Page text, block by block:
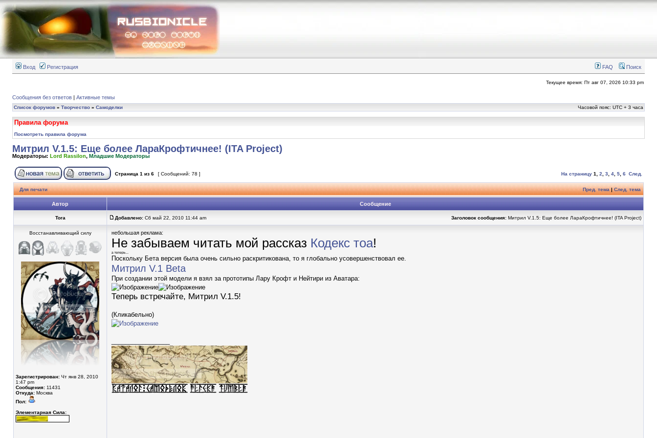
Вход Регистрация FAQ Поиск
Текущее время: Пт авг 07, 2026 10:33 pm
Сообщения без ответов | Активные темы
Список форумов » Творчество » Самоделки Часовой пояс: UTC + 3 часа
Правила форума
Посмотреть правила форума
Митрил V.1.5: Еще более ЛараКрофтичнее! (ITA Project)
Модераторы: Lord Rassilon, Младшие Модераторы
Страница 1 из 6 [ Сообщений: 78 ] На страницу 1 2 3 4 5 6 След.
Для печати Пред. тема|След. тема
Автор Сообщение
Tora Добавлено: Сб май 22, 2010 11:44 am Заголовок сообщения: Митрил V.1.5: Еще более ЛараКрофтичнее! (ITA Project)
Восстанавливающий силу
Зарегистрирован: Чт янв 28, 2010
1:47 pm
Сообщения: 11431
Откуда: Москва
Пол:
Элементарная Сила:
небольшая реклама:
Не забываем читать мой рассказ Кодекс тоа!
а теперь...
Поскольку Бета версия была очень сильно раскритикована, то я глобально усовершенствовал ее.
Митрил V.1 Beta
При создании этой модели я взял за прототипы Лару Крофт и Нейтири из Аватара:
Теперь встречайте, Митрил V.1.5!
(Кликабельно)